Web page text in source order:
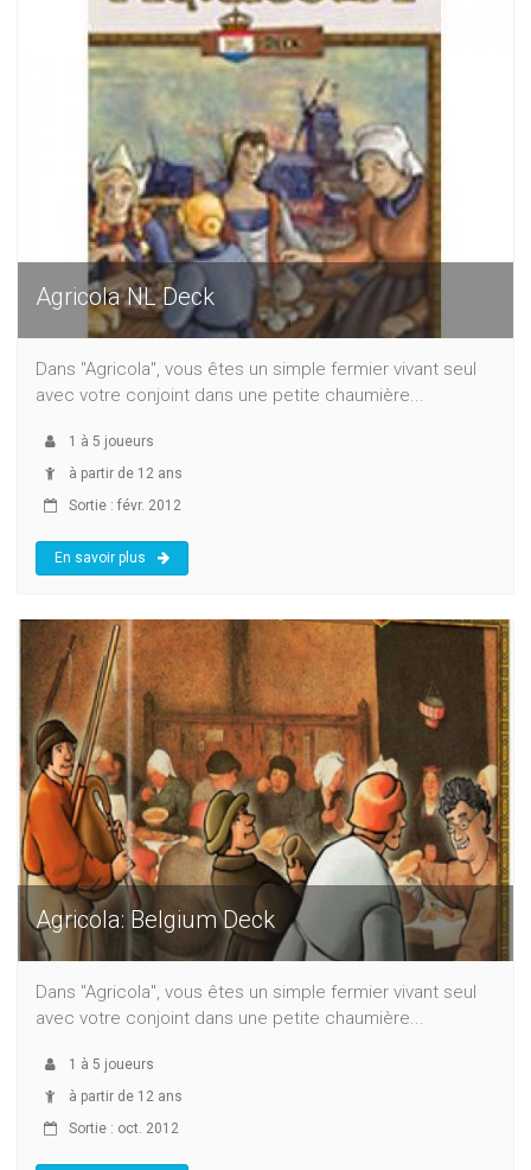
Agricola NL Deck
Dans "Agricola", vous êtes un simple fermier vivant seul
avec votre conjoint dans une petite chaumière...
1 à 5 joueurs
à partir de 12 ans
Sortie : févr. 2012
En savoir plus
Agricola: Belgium Deck
Dans "Agricola", vous êtes un simple fermier vivant seul
avec votre conjoint dans une petite chaumière...
1 à 5 joueurs
à partir de 12 ans
Sortie : oct. 2012